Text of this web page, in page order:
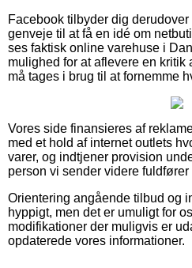
Facebook tilbyder dig
genveje til at få en idé om
ses faktisk online varehuse i
mulighed for at aflevere en kritik
må tages i brug til at fornemme
Vores side finansieres af
med et hold af internet outlets
varer, og indtjener provision
person vi sender videre fuldfører
Orientering angående tilbud og
hyppigt, men det er umuligt for
modifikationer der muligvis er
opdaterede vores informationer.